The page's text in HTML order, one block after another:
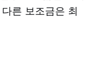
른 보조금은 최